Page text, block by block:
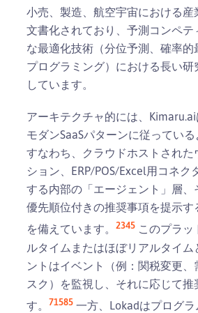
小売、製造、航空宇宙における
文書化されており、予測コンペテ
な最適化技術（分位予測、確率
プログラミング）における長い
しています。
アーキテクチャ的には、
モダンSaaSパターンに従っている
すなわち、クラウドホストされた
ション、ERP/POS/Excel用コネク
する内部の「エージェント」層、
優先順位付きの推奨事項を提示す
を備えています。 2345 このプラッ
ルタイムまたはほぼリアルタイム
ントはイベント（例：関税変更、
スク）を監視し、それに応じて推
す。 71585 一方、Lokadはプログ